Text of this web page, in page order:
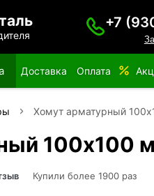
+7
Доставка Оплата
Хомут арматурный
100х100
Купили более 1900 раз